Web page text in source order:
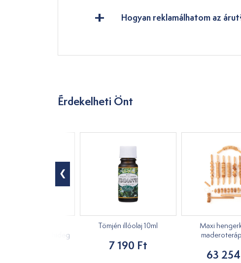
Hogyan reklamálhatom az
Érdekelheti Önt
Tai yi hideg
Tömjén illóolaj 10ml
7 190 Ft
Maxi
63